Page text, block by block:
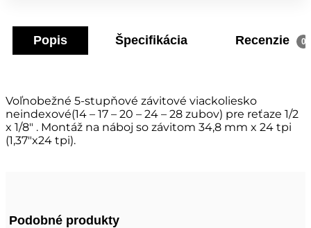
Popis Špecifikácia Recenzie 0
Voľnobežné 5-stupňové závitové viackoliesko
neindexové(14 – 17 – 20 – 24 – 28 zubov) pre reťaze 1/2
x 1/8″ . Montáž na náboj so závitom 34,8 mm x 24 tpi
(1,37″x24 tpi).
Podobné produkty